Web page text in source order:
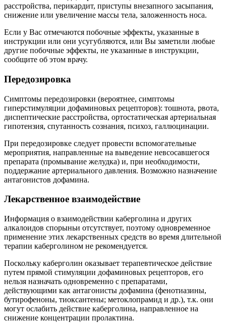
расстройства, перикардит, приступы внезапного засыпания,
снижение или увеличение массы тела, заложенность носа.
Если у Вас отмечаются побочные эффекты, указанные в
инструкции или они усугубляются, или Вы заметили любые
другие побочные эффекты, не указанные в инструкции,
сообщите об этом врачу.
Передозировка
Симптомы передозировки (вероятнее, симптомы
гиперстимуляции дофаминовых рецепторов): тошнота, рвота,
диспептические расстройства, ортостатическая артериальная
гипотензия, спутанность сознания, психоз, галлюцинации.
При передозировке следует провести вспомогательные
мероприятия, направленные на выведение невсосавшегося
препарата (промывание желудка) и, при необходимости,
поддержание артериального давления. Возможно назначение
антагонистов дофамина.
Лекарственное взаимодействие
Информация о взаимодействии каберголина и других
алкалоидов спорыньи отсутствует, поэтому одновременное
применение этих лекарственных средств во время длительной
терапии каберголином не рекомендуется.
Поскольку каберголин оказывает терапевтическое действие
путем прямой стимуляции дофаминовых рецепторов, его
нельзя назначать одновременно с препаратами,
действующими как антагонисты дофамина (фенотиазины,
бутирофеноны, тиоксантены; метоклопрамид и др.), т.к. они
могут ослабить действие каберголина, направленное на
снижение концентрации пролактина.